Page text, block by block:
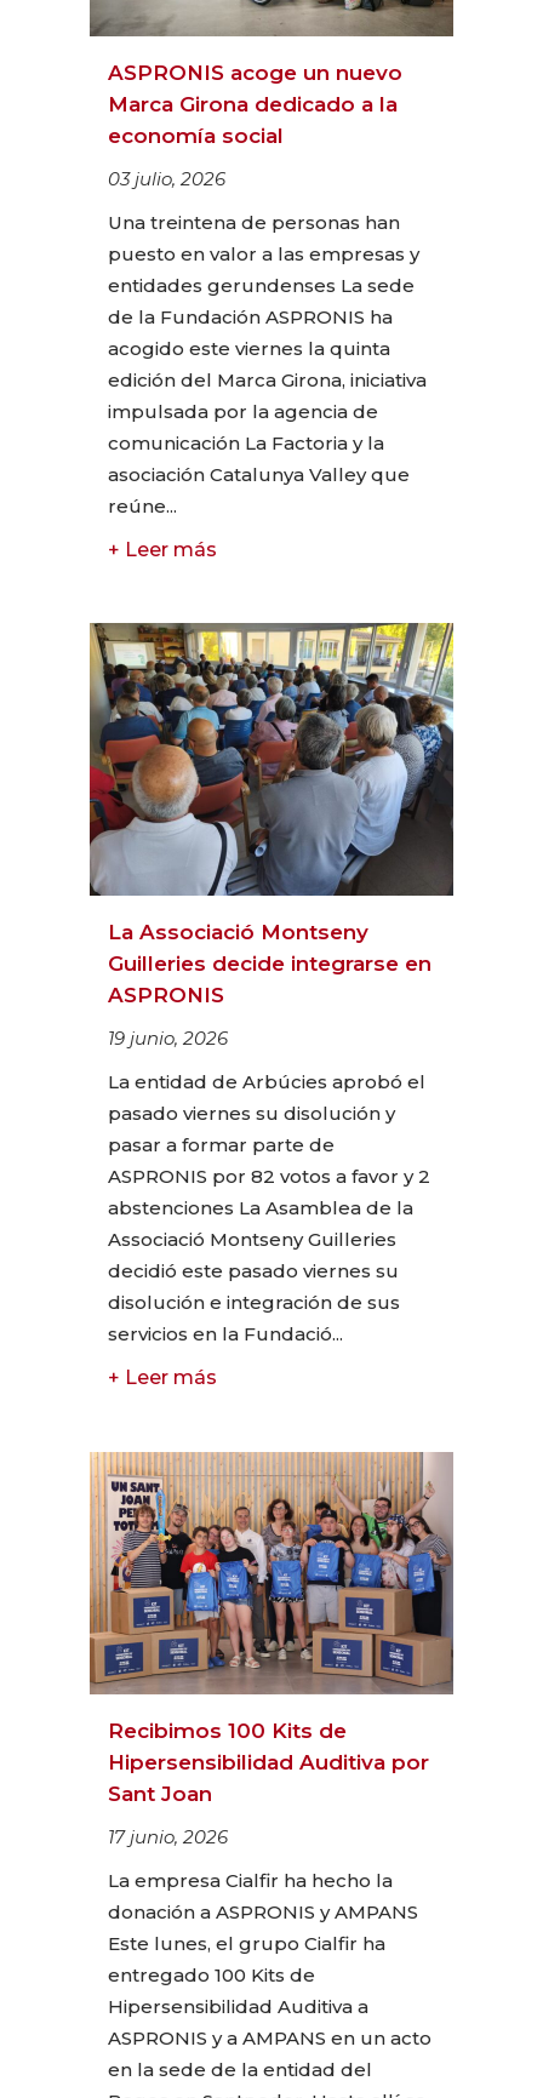
ASPRONIS acoge un nuevo
Marca Girona dedicado a la
economía social
03 julio, 2026
Una treintena de personas han
puesto en valor a las empresas y
entidades gerundenses La sede
de la Fundación ASPRONIS ha
acogido este viernes la quinta
edición del Marca Girona, iniciativa
impulsada por la agencia de
comunicación La Factoria y la
asociación Catalunya Valley que
reúne...
+ Leer más
La Associació Montseny
Guilleries decide integrarse en
ASPRONIS
19 junio, 2026
La entidad de Arbúcies aprobó el
pasado viernes su disolución y
pasar a formar parte de
ASPRONIS por 82 votos a favor y 2
abstenciones La Asamblea de la
Associació Montseny Guilleries
decidió este pasado viernes su
disolución e integración de sus
servicios en la Fundació...
+ Leer más
Recibimos 100 Kits de
Hipersensibilidad Auditiva por
Sant Joan
17 junio, 2026
La empresa Cialfir ha hecho la
donación a ASPRONIS y AMPANS
Este lunes, el grupo Cialfir ha
entregado 100 Kits de
Hipersensibilidad Auditiva a
ASPRONIS y a AMPANS en un acto
en la sede de la entidad del